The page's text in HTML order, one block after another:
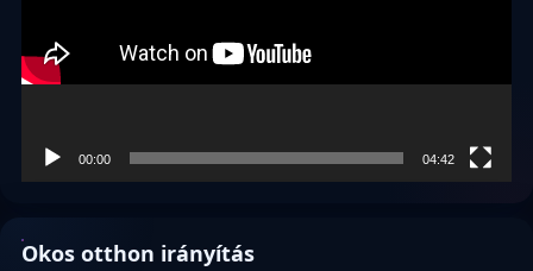
00:00 04:42
Okos otthon irányítás